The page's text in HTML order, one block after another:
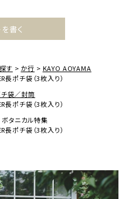
書く
す か行
KAYO AOYAMA
ポチ袋（3枚入り）
袋／封筒
ポチ袋（3枚入り）
ボタニカル特集
ポチ袋（3枚入り）